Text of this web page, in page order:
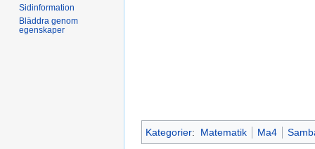
Kategorier: Matematik Ma4
Sidinformation
Bläddra genom
egenskaper